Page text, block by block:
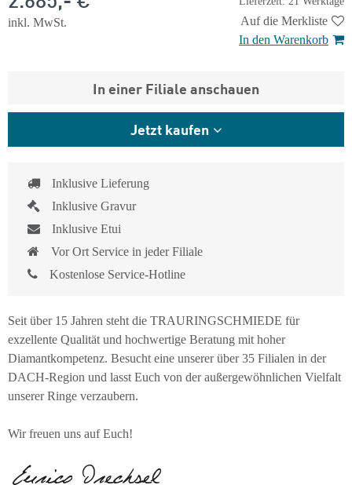
inkl. MwSt.
Auf die Merkliste
In den Warenkorb
In einer Filiale anschauen
Jetzt kaufen
Inklusive Lieferung
Inklusive Gravur
Inklusive Etui
Vor Ort Service in jeder Filiale
Kostenlose Service-Hotline
Seit über 15 Jahren steht die TRAURINGSCHMIEDE für
exzellente Qualität und hochwertige Beratung mit hoher
Diamantkompetenz. Besucht eine unserer über 35 Filialen in der
DACH-Region und lasst Euch von der außergewöhnlichen Vielfalt
unserer Ringe verzaubern.
Wir freuen uns auf Euch!